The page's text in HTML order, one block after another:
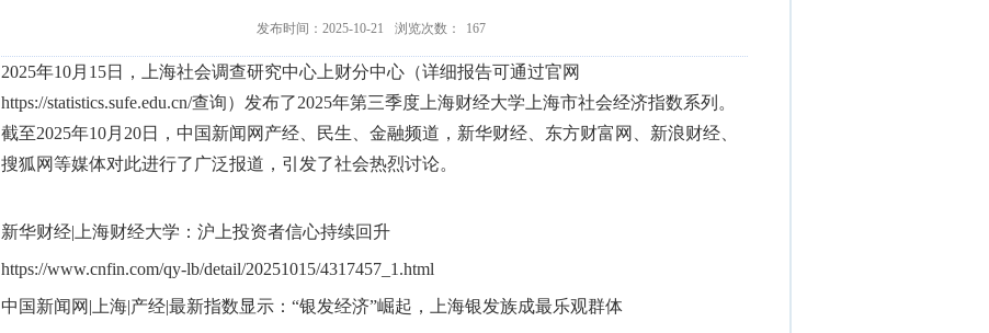
发布时间：2025-10-21 浏览次数： 167
2025年10月15日，上海社会调查研究中心上财分中心（详细报告可通过官网
https://statistics.sufe.edu.cn/查询）发布了2025年第三季度上海财经大学上海市社会经济指数系列。
截至2025年10月20日，中国新闻网产经、民生、金融频道，新华财经、东方财富网、新浪财经、
搜狐网等媒体对此进行了广泛报道，引发了社会热烈讨论。
新华财经|上海财经大学：沪上投资者信心持续回升
https://www.cnfin.com/qy-lb/detail/20251015/4317457_1.html
中国新闻网|上海|产经|最新指数显示：“银发经济”崛起，上海银发族成最乐观群体